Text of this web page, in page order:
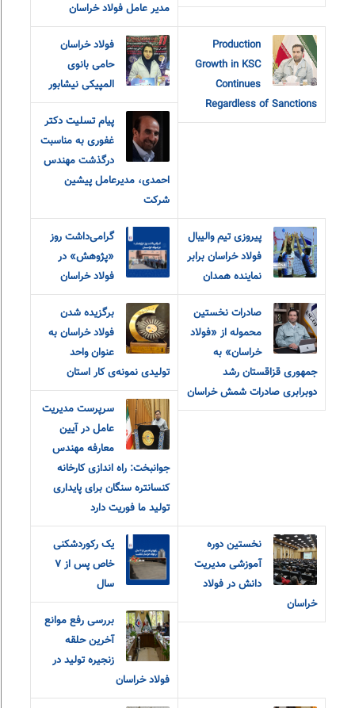
مدیر عامل فولاد خراسان
Production
Growth in KSC
Continues
Regardless of Sanctions
فولاد خراسان
حامی بانوی
المپیکی نیشابور
پیام تسلیت دکتر
غفوری به مناسبت
درگذشت مهندس
احمدی، مدیرعامل پیشین
شرکت
پیروزی تیم والیبال
فولاد خراسان برابر
نماینده همدان
گرامی‌داشت روز
«پژوهش» در
فولاد خراسان
صادرات نخستین
محموله از «فولاد
خراسان» به
جمهوری قزاقستان رشد
دوبرابری صادرات شمش خراسان
برگزیده شدن
فولاد خراسان به
عنوان واحد
تولیدی نمونه‌ی کار استان
سرپرست مدیریت
عامل در آیین
معارفه مهندس
جوانبخت: راه اندازی کارخانه
کنسانتره سنگان برای پایداری
تولید ما فوریت دارد
نخستین دوره
آموزشی مدیریت
دانش در فولاد
خراسان
یک رکوردشکنی
خاص پس از ۷
سال
بررسی رفع موانع
آخرین حلقه
زنجیره تولید در
فولاد خراسان